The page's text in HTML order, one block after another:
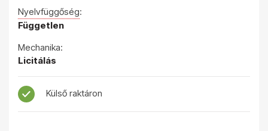
Nyelvfüggőség:
Független
Mechanika:
Licitálás
Külső raktáron